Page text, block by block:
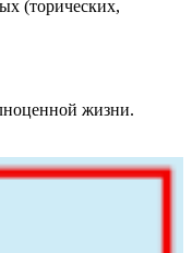
(торических,
жизни.